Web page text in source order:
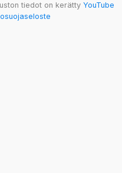
tiedot on kerätty YouTube